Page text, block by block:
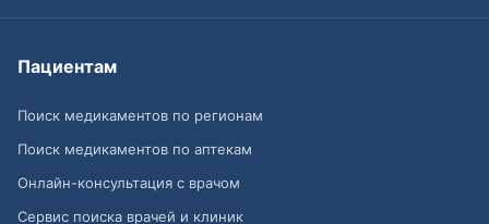
Пациентам
Поиск медикаментов по регионам
Поиск медикаментов по аптекам
Онлайн-консультация с врачом
Сервис поиска врачей и клиник